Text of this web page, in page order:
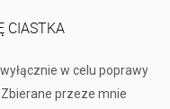
CIASTKA
w celu poprawy
przeze mnie